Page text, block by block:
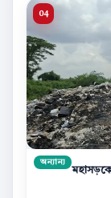
অন্যান্য